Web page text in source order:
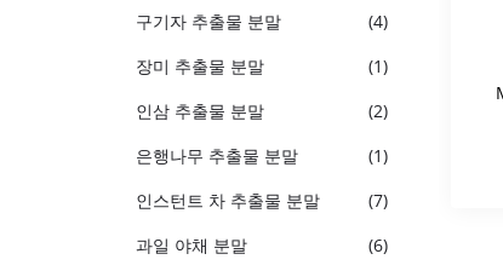
구기자 추출물 분말
(4)
장미 추출물 분말
(1)
인삼 추출물 분말
(2)
은행나무 추출물 분말
(1)
인스턴트 차 추출물 분말
(7)
과일 야채 분말
(6)